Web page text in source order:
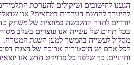
הגענו לחישובים ושיקולים להערכת
להיערך להגשת הערכות במחצית? אנו
יורדים לחדר ההלבשה במחצית של משחק
בכל תחום של עשייה אנו עוצרים בשלב
מסלול לעשייה בהמשך למען השגת המטרה.
לכל אדם יש היסטוריה ארוכה של הצגת
וחיוניים. כך שלפני כל פרויקט חדש אנו